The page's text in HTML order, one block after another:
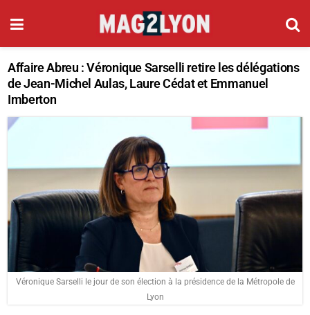
Affaire Abreu : Véronique Sarselli retire les délégations
de Jean-Michel Aulas, Laure Cédat et Emmanuel
Imberton
Véronique Sarselli le jour de son élection à la présidence de la Métropole de
Lyon